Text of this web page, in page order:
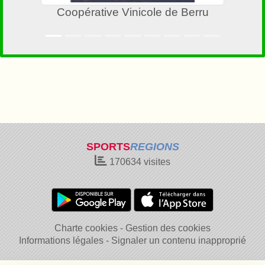
Coopérative Vinicole de Berru
SPORTSREGIONS
170634 visites
Charte cookies
Gestion des cookies
Informations légales
Signaler un contenu inapproprié